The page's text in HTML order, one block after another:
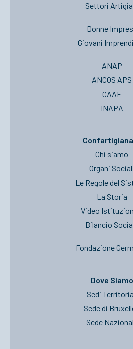
Settori
Donne
Giovani
ANAP
ANCOS APS
CAAF
INAPA
Chi siamo
Organi
Le Regole del
La Storia
Video
Bilancio
Fondazione
Dove Siamo
Sedi
Sede di
Sede